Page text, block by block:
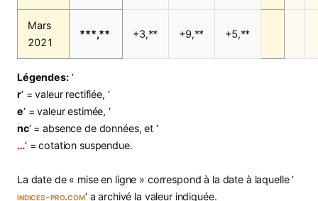
Mars
2021
***,** +3,** +9,** +5,**
Légendes:‘
r‘ = valeur rectifiée, ‘
e‘ = valeur estimée, ‘
nc‘ = absence de données, et ‘
…‘ = cotation suspendue.
La date de « mise en ligne » correspond à la date à laquelle ‘
indices-pro.com‘ a archivé la valeur indiquée.